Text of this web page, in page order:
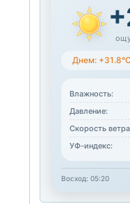
Днем: +31.8°C
Влажность:
Давление:
Скорость
УФ-индекс:
Восход: 05:20